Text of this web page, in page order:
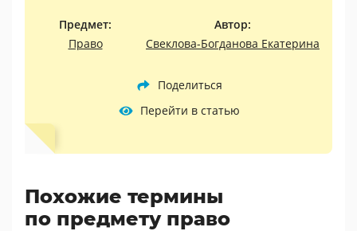
Предмет:
Право
Автор:
Свеклова-Богданова Екатерина
Поделиться
Перейти в статью
Похожие термины
по предмету право